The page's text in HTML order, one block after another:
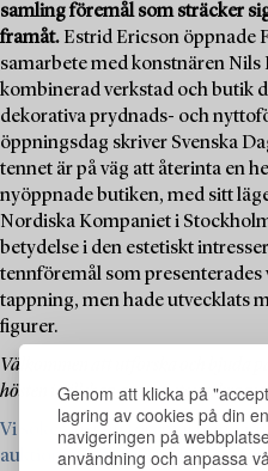
Genom att klicka på
lagring av cookies på din
navigeringen på
användning och anpassa
samling föremål som sträcker
framåt. Estrid Ericson öppnade
samarbete med konstnären Nils
kombinerad verkstad och butik
dekorativa prydnads- och
öppningsdag skriver Svenska
tennet är på väg att återinta en
nyöppnade butiken, med sitt
Nordiska Kompaniet i
betydelse i den estetiskt
tennföremål som
tappning, men hade utvecklats
figurer.
Välkommen att utforska och bjuda
hösten i sällskap av tennets vackra
Vi söker just nu föremål från
auktioner – läs mer och se vad vi